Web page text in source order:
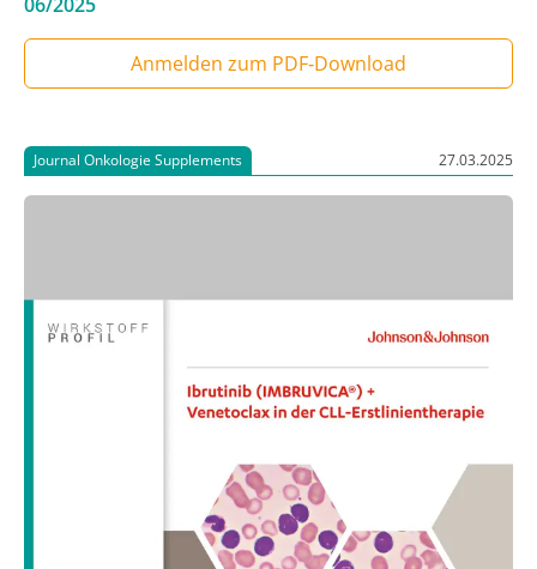
Anmelden zum PDF‑Download
Journal Onkologie Supplements 27.03.2025